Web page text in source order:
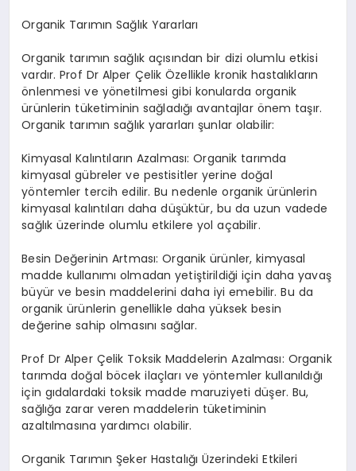
Organik Tarımın Sağlık Yararları
Organik tarımın sağlık açısından bir dizi olumlu etkisi
vardır. Prof Dr Alper Çelik Özellikle kronik hastalıkların
önlenmesi ve yönetilmesi gibi konularda organik
ürünlerin tüketiminin sağladığı avantajlar önem taşır.
Organik tarımın sağlık yararları şunlar olabilir:
Kimyasal Kalıntıların Azalması: Organik tarımda
kimyasal gübreler ve pestisitler yerine doğal
yöntemler tercih edilir. Bu nedenle organik ürünlerin
kimyasal kalıntıları daha düşüktür, bu da uzun vadede
sağlık üzerinde olumlu etkilere yol açabilir.
Besin Değerinin Artması: Organik ürünler, kimyasal
madde kullanımı olmadan yetiştirildiği için daha yavaş
büyür ve besin maddelerini daha iyi emebilir. Bu da
organik ürünlerin genellikle daha yüksek besin
değerine sahip olmasını sağlar.
Prof Dr Alper Çelik Toksik Maddelerin Azalması: Organik
tarımda doğal böcek ilaçları ve yöntemler kullanıldığı
için gıdalardaki toksik madde maruziyeti düşer. Bu,
sağlığa zarar veren maddelerin tüketiminin
azaltılmasına yardımcı olabilir.
Organik Tarımın Şeker Hastalığı Üzerindeki Etkileri